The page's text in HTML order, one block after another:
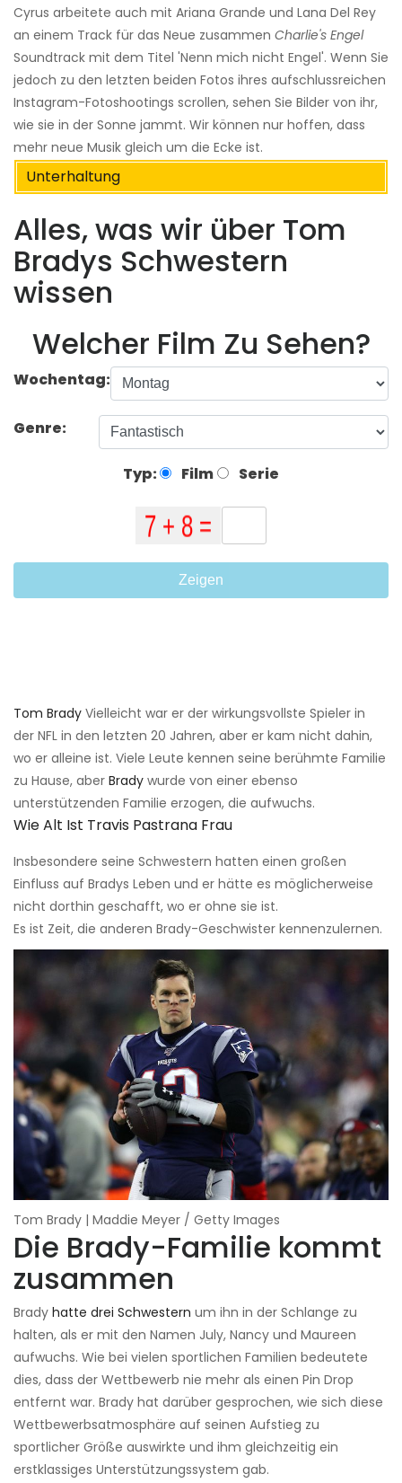
Cyrus arbeitete auch mit Ariana Grande und Lana Del Rey
an einem Track für das Neue zusammen Charlie's Engel
Soundtrack mit dem Titel 'Nenn mich nicht Engel'. Wenn Sie
jedoch zu den letzten beiden Fotos ihres aufschlussreichen
Instagram-Fotoshootings scrollen, sehen Sie Bilder von ihr,
wie sie in der Sonne jammt. Wir können nur hoffen, dass
mehr neue Musik gleich um die Ecke ist.
Unterhaltung
Alles, was wir über Tom
Bradys Schwestern
wissen
Welcher Film Zu Sehen?
Wochentag:
Genre:
Typ: Film Serie
Zeigen
Tom Brady Vielleicht war er der wirkungsvollste Spieler in
der NFL in den letzten 20 Jahren, aber er kam nicht dahin,
wo er alleine ist. Viele Leute kennen seine berühmte Familie
zu Hause, aber Brady wurde von einer ebenso
unterstützenden Familie erzogen, die aufwuchs.
Wie Alt Ist Travis Pastrana Frau
Insbesondere seine Schwestern hatten einen großen
Einfluss auf Bradys Leben und er hätte es möglicherweise
nicht dorthin geschafft, wo er ohne sie ist.
Es ist Zeit, die anderen Brady-Geschwister kennenzulernen.
Tom Brady | Maddie Meyer / Getty Images
Die Brady-Familie kommt
zusammen
Brady hatte drei Schwestern um ihn in der Schlange zu
halten, als er mit den Namen July, Nancy und Maureen
aufwuchs. Wie bei vielen sportlichen Familien bedeutete
dies, dass der Wettbewerb nie mehr als einen Pin Drop
entfernt war. Brady hat darüber gesprochen, wie sich diese
Wettbewerbsatmosphäre auf seinen Aufstieg zu
sportlicher Größe auswirkte und ihm gleichzeitig ein
erstklassiges Unterstützungssystem gab.